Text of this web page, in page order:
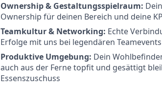
Ownership & Gestaltungsspielraum:
Ownership für deinen Bereich und deine
Teamkultur & Networking: Echte
Erfolge mit uns bei legendären
Produktive Umgebung: Dein
auch aus der Ferne topfit und gesättigt
Essenszuschuss